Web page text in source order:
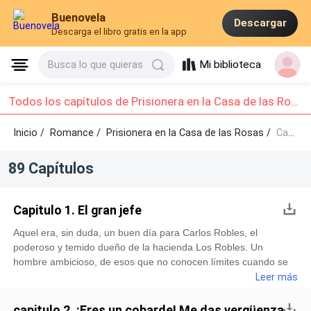
Buenovela
Descarga el libro gratis en la app
Descargar
Busca lo que quieras Mi biblioteca
Todos los capítulos de Prisionera en la Casa de las Rosas: Capítulo 1 - Capítulo 10
Inicio / Romance/Prisionera en la Casa de las Rosas / Capítulo 1 - Capítulo 10
89 Capítulos
Capitulo 1. El gran jefe
Aquel era, sin duda, un buen día para Carlos Robles, el
poderoso y temido dueño de la hacienda Los Robles. Un
hombre ambicioso, de esos que no conocen límites cuando se
proponen algo. Carlos era experto en conseguir todo lo que
precisamente fruto del trabajo honrado, sino de una astuta y
Leer más